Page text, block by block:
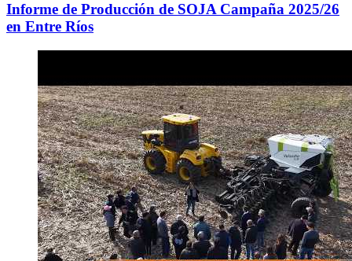
Informe de Producción de SOJA Campaña 2025/26
en Entre Ríos